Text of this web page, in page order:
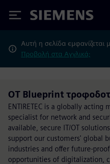
Siemens
Αυτή η σελίδα
Προβολή στα Αγγλικά;
OT Blueprint
ENTIRETEC is a globally acting
specialist for network and
available, secure IT/OT
support our customers' global
industries and offer future-
opportunities of digitalization,